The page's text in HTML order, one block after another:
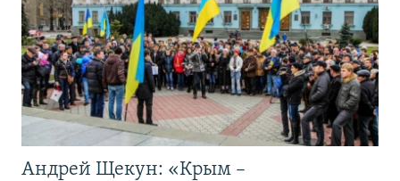
Андрей Щекун: «Крым –